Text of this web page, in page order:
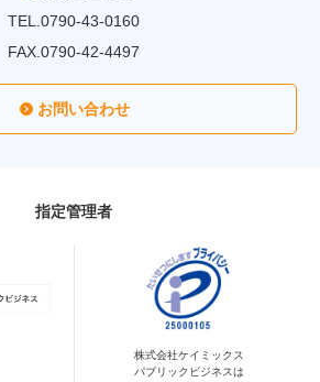
TEL.0790-43-0160
FAX.0790-42-4497
お問い合わせ
指定管理者
株式会社ケイミックス
パブリックビジネスは